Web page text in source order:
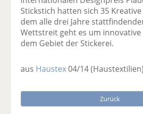
Stickstich hatten sich 35
dem alle drei Jahre
Wettstreit geht es um innovative
dem Gebiet der Stickerei.
aus Haustex04/14(Haustextilien)
Zurück